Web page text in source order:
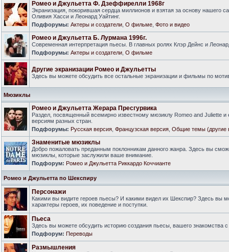
Ромео и Джульетта Ф. Дзеффирелли 1968г
Экранизация, покорившая сердца миллионов и взятая за основу нашего
Оливия Хасси и Леонард Уайтинг.
Подфорумы: Актеры и создатели О фильме Фото и видео
Ромео и Джульетта Б. Лурмана 1996г.
Современная интерпретация пьесы. В главных ролях Клэр Дейнс и
Подфорумы: Актеры и создатели О фильме
Другие экранизации Ромео и Джульетты
Здесь вы можете обсудить все остальные экранизации и фильмы по
Мюзиклы
Ромео и Джульетта Жерара Пресгурвика
Раздел, посвященный всемирно известному мюзиклу Romeo and Juliette и
версиям разных стран.
Подфорумы: Русская версия Французская версия Общие темы (другие
Знаменитые мюзиклы
Добро пожаловать преданным поклонникам данного жанра. Здесь вы
мюзиклы, которые заслужили ваше внимание.
Подфорум: Ромео и Джульетта Риккардо Коччианте
Ромео и Джульетта по Шекспиру
Персонажи
Какими вы видите героев пьесы? И какими видел их Шекспир? Здесь вы
характеры героев, их поведение и поступки.
Пьеса
Здесь вы можете обсудить историю создания пьесы, вашего знакомства
Подфорум: Переводы
Размышления